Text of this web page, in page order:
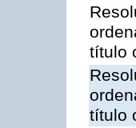
título
título